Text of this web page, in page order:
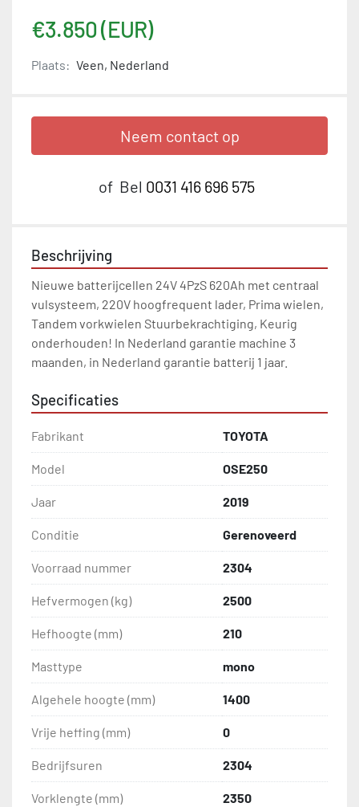
€3.850 (EUR)
Plaats: Veen, Nederland
Neem contact op
of Bel 0031 416 696 575
Beschrijving
Nieuwe batterijcellen 24V 4PzS 620Ah met centraal
vulsysteem, 220V hoogfrequent lader, Prima wielen,
Tandem vorkwielen Stuurbekrachtiging, Keurig
onderhouden! In Nederland garantie machine 3
maanden, in Nederland garantie batterij 1 jaar.
Specificaties
Fabrikant TOYOTA
Model OSE250
Jaar 2019
Conditie Gerenoveerd
Voorraad nummer 2304
Hefvermogen (kg) 2500
Hefhoogte (mm) 210
Masttype mono
Algehele hoogte (mm) 1400
Vrije heffing (mm) 0
Bedrijfsuren 2304
Vorklengte (mm) 2350